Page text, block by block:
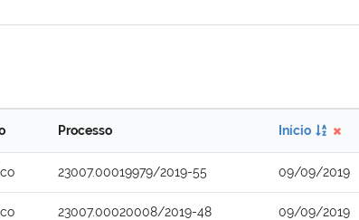
Processo Início
23007.00019979/2019-55 09/09/2019
23007.00020008/2019-48 09/09/2019